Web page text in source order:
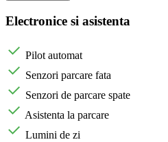
Electronice si asistenta
Pilot automat
Senzori parcare fata
Senzori de parcare spate
Asistenta la parcare
Lumini de zi